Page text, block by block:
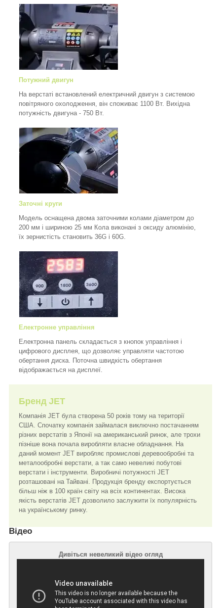
Потужний двигун
На верстаті встановлений електричний двигун з системою
повітряного охолодження, він споживає 1100 Вт. Вихідна
потужність двигуна - 750 Вт.
Заточні круги
Модель оснащена двома заточними колами діаметром до
200 мм і шириною 25 мм Кола виконані з оксиду алюмінію,
їх зернистість становить 36G і 60G.
Електронне управління
Електронна панель складається з кнопок управління і
цифрового дисплея, що дозволяє управляти частотою
обертання диска. Поточна швидкість обертання
відображається на дисплеї.
Бренд JET
Компанія JET була створена 50 років тому на території
США. Спочатку компанія займалася виключно постачанням
різних верстатів з Японії на американський ринок, але трохи
пізніше вона почала виробляти власне обладнання. На
даний момент JET виробляє промислові деревообробні та
металообробні верстати, а так само невеликі побутові
верстати і інструменти. Виробничі потужності JET
розташовані на Тайвані. Продукція бренду експортується
більш ніж в 100 країн світу на всіх континентах. Висока
якість верстатів JET дозволило заслужити їх популярність
на українському ринку.
Відео
Дивіться невеликий відео огляд